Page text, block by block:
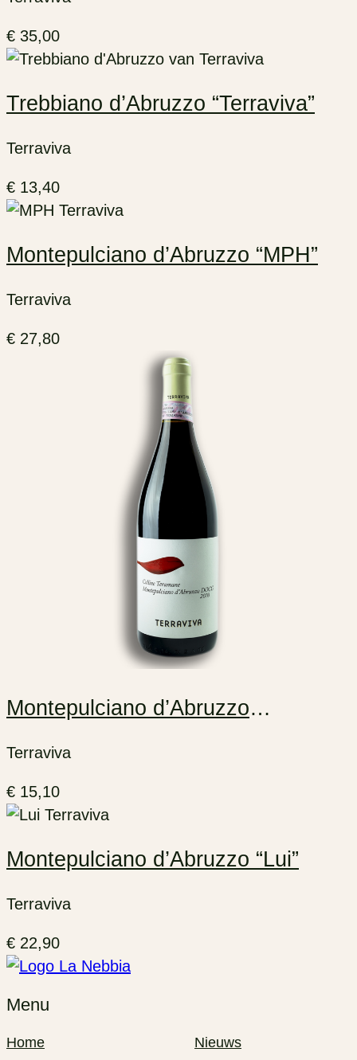
€ 35,00
Trebbiano d’Abruzzo “Terraviva”
Terraviva
€ 13,40
Montepulciano d’Abruzzo “MPH”
Terraviva
€ 27,80
Montepulciano d’Abruzzo
Terraviva
€ 15,10
Montepulciano d’Abruzzo “Lui”
Terraviva
€ 22,90
Menu
Home
Nieuws